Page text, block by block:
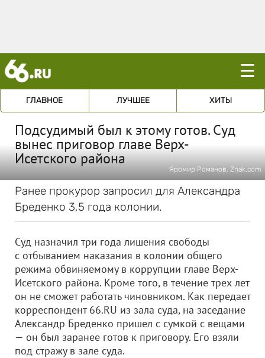
☰
ГЛАВНОЕ ЛУЧШЕЕ ХИТЫ
Подсудимый был к этому готов. Суд
вынес приговор главе Верх-
Исетского района
Яромир Романов, Znak.com
Ранее прокурор запросил для Александра
Бреденко 3,5 года колонии.
Суд назначил три года лишения свободы
с отбыванием наказания в колонии общего
режима обвиняемому в коррупции главе Верх-
Исетского района. Кроме того, в течение трех лет
он не сможет работать чиновником. Как передает
корреспондент 66.RU из зала суда, на заседание
Александр Бреденко пришел с сумкой с вещами
— он был заранее готов к приговору. Его взяли
под стражу в зале суда.